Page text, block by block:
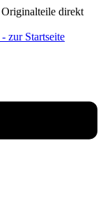
Originalteile direkt